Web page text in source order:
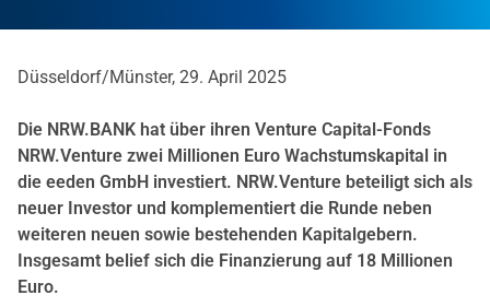
Düsseldorf/Münster, 29. April 2025
Die NRW.BANK hat über ihren Venture Capital-Fonds
NRW.Venture zwei Millionen Euro Wachstumskapital in
die eeden GmbH investiert. NRW.Venture beteiligt sich als
neuer Investor und komplementiert die Runde neben
weiteren neuen sowie bestehenden Kapitalgebern.
Insgesamt belief sich die Finanzierung auf 18 Millionen
Euro.